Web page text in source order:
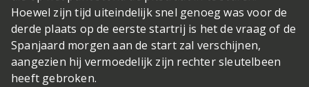
Hoewel zijn tijd uiteindelijk snel genoeg was voor de
derde plaats op de eerste startrij is het de vraag of de
Spanjaard morgen aan de start zal verschijnen,
aangezien hij vermoedelijk zijn rechter sleutelbeen
heeft gebroken.